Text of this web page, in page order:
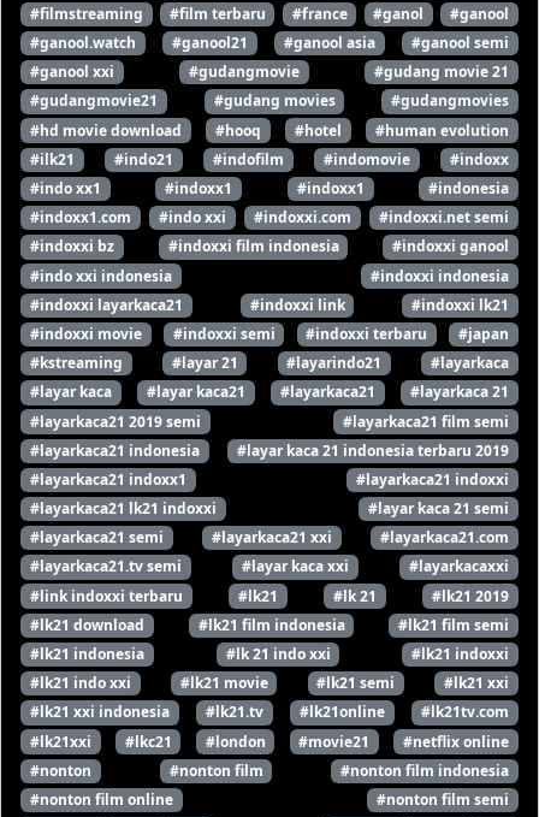
#filmstreaming
#film terbaru #france #ganol
#ganool
#ganool.watch
#ganool21 #ganool asia
#ganool semi
#ganool xxi
#gudangmovie
#gudang movie 21
#gudangmovie21
#gudang movies
#gudangmovies
#hd movie download
#hooq #hotel
#human evolution
#ilk21
#indo21 #indofilm #indomovie
#indoxx
#indo xx1
#indoxx1 #indoxx1
#indonesia
#indoxx1.com
#indo xxi #indoxxi.com
#indoxxi.net semi
#indoxxi bz
#indoxxi film indonesia
#indoxxi ganool
#indo xxi indonesia
#indoxxi indonesia
#indoxxi layarkaca21
#indoxxi link
#indoxxi lk21
#indoxxi movie
#indoxxi semi #indoxxi terbaru
#japan
#kstreaming
#layar 21 #layarindo21
#layarkaca
#layar kaca
#layar kaca21 #layarkaca21
#layarkaca 21
#layarkaca21 2019 semi
#layarkaca21 film semi
#layarkaca21 indonesia
#layar kaca 21 indonesia terbaru 2019
#layarkaca21 indoxx1
#layarkaca21 indoxxi
#layarkaca21 lk21 indoxxi
#layar kaca 21 semi
#layarkaca21 semi
#layarkaca21 xxi
#layarkaca21.com
#layarkaca21.tv semi
#layar kaca xxi
#layarkacaxxi
#link indoxxi terbaru
#lk21 #lk 21
#lk21 2019
#lk21 download
#lk21 film indonesia
#lk21 film semi
#lk21 indonesia
#lk 21 indo xxi
#lk21 indoxxi
#lk21 indo xxi
#lk21 movie #lk21 semi
#lk21 xxi
#lk21 xxi indonesia
#lk21.tv #lk21online
#lk21tv.com
#lk21xxi
#lkc21 #london #movie21
#netflix online
#nonton
#nonton film
#nonton film indonesia
#nonton film online
#nonton film semi